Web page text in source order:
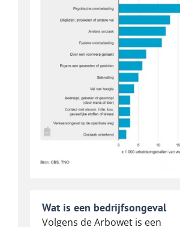
Wat is een bedrijfsongeval
Volgens de Arbowet is een